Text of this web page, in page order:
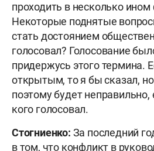
проходить в несколько
Некоторые поднятые
стать достоянием
голосовал? Голосование
придержусь этого термина.
открытым, то я бы сказал,
поэтому будет неправильно,
кого голосовал.
Стогниенко: За последний
в том, что конфликт в